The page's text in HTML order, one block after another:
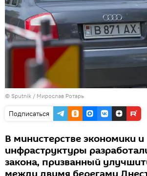
© Sputnik / Мирослав Ротарь
Подписаться
В министерстве экономики и
инфраструктуры
закона, призванный